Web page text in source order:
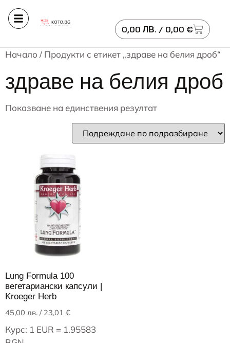
0,00 ЛВ. / 0,00 €
Начало / Продукти с етикет „здраве на белия дроб“
здраве на белия дроб
Показване на единствения резултат
Lung Formula 100
вегетариански капсули |
Kroeger Herb
45,00 лв. / 23,01 €
Курс: 1 EUR = 1.95583